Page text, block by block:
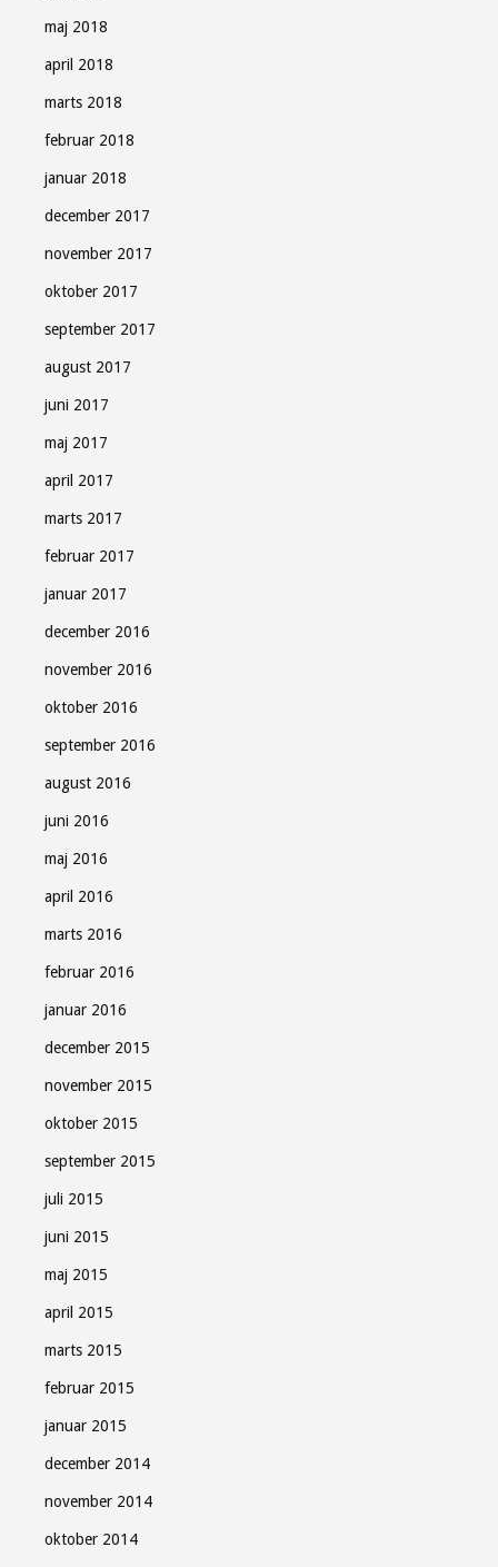
maj 2018
april 2018
marts 2018
februar 2018
januar 2018
december 2017
november 2017
oktober 2017
september 2017
august 2017
juni 2017
maj 2017
april 2017
marts 2017
februar 2017
januar 2017
december 2016
november 2016
oktober 2016
september 2016
august 2016
juni 2016
maj 2016
april 2016
marts 2016
februar 2016
januar 2016
december 2015
november 2015
oktober 2015
september 2015
juli 2015
juni 2015
maj 2015
april 2015
marts 2015
februar 2015
januar 2015
december 2014
november 2014
oktober 2014